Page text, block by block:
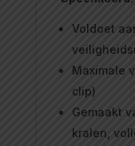
Voldoet
Maximale
clip)
Gemaakt
kralen,